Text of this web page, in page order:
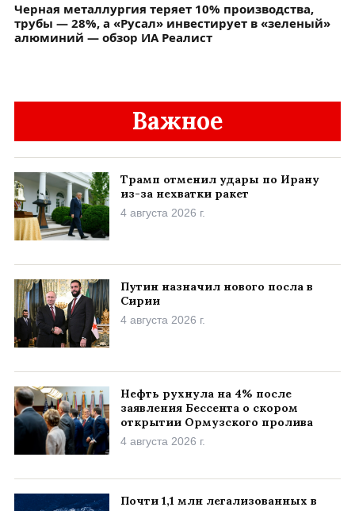
Черная металлургия теряет 10% производства,
трубы — 28%, а «Русал» инвестирует в «зеленый»
алюминий — обзор ИА Реалист
Важное
Трамп отменил удары по Ирану
из-за нехватки ракет
4 августа 2026 г.
Путин назначил нового посла в
Сирии
4 августа 2026 г.
Нефть рухнула на 4% после
заявления Бессента о скором
открытии Ормузского пролива
4 августа 2026 г.
Почти 1,1 млн легализованных в